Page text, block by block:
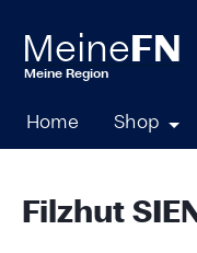
Home Shop
Filzhut